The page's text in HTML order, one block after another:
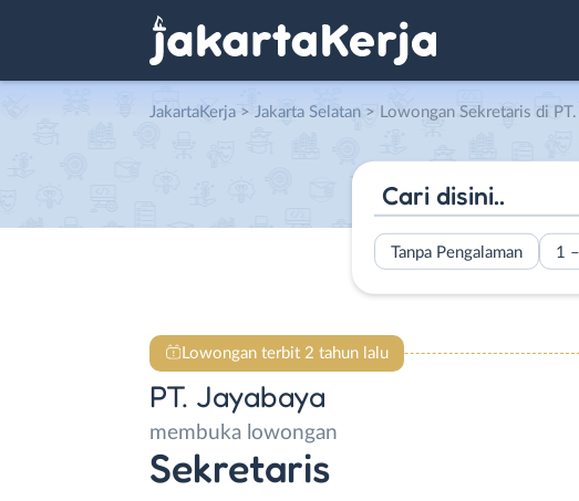
JakartaKerja > Jakarta Selatan > Lowongan Sekretaris di PT.
Tanpa Pengalaman 1
Lowongan terbit 2 tahun lalu
PT. Jayabaya
membuka lowongan
Sekretaris